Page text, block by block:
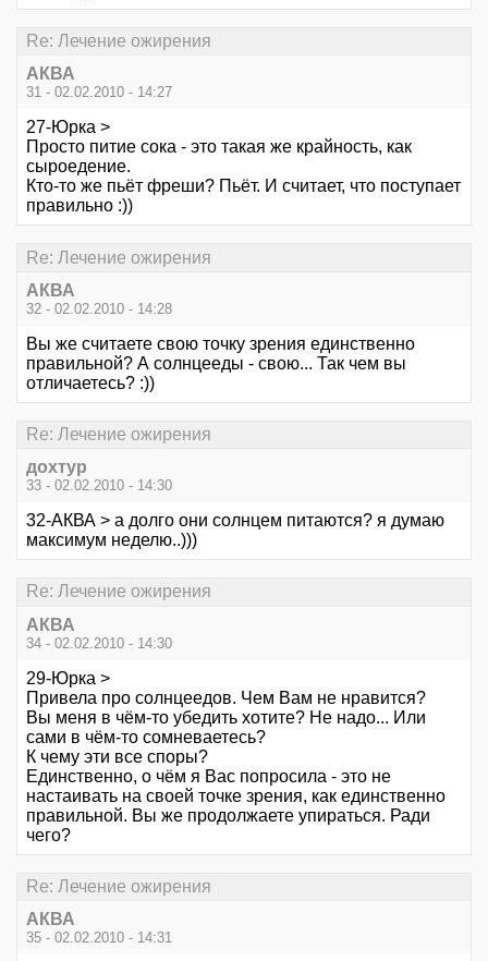
Re: Лечение ожирения
АКВА
31 - 02.02.2010 - 14:27
27-Юрка >
Просто питие сока - это такая же крайность, как
сыроедение.
Кто-то же пьёт фреши? Пьёт. И считает, что поступает
правильно :))
Re: Лечение ожирения
АКВА
32 - 02.02.2010 - 14:28
Вы же считаете свою точку зрения единственно
правильной? А солнцееды - свою... Так чем вы
отличаетесь? :))
Re: Лечение ожирения
дохтур
33 - 02.02.2010 - 14:30
32-АКВА > а долго они солнцем питаются? я думаю
максимум неделю..)))
Re: Лечение ожирения
АКВА
34 - 02.02.2010 - 14:30
29-Юрка >
Привела про солнцеедов. Чем Вам не нравится?
Вы меня в чём-то убедить хотите? Не надо... Или
сами в чём-то сомневаетесь?
К чему эти все споры?
Единственно, о чём я Вас попросила - это не
настаивать на своей точке зрения, как единственно
правильной. Вы же продолжаете упираться. Ради
чего?
Re: Лечение ожирения
АКВА
35 - 02.02.2010 - 14:31